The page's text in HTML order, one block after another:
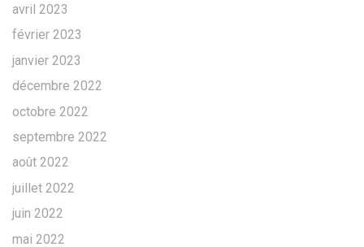
avril 2023
février 2023
janvier 2023
décembre 2022
octobre 2022
septembre 2022
août 2022
juillet 2022
juin 2022
mai 2022